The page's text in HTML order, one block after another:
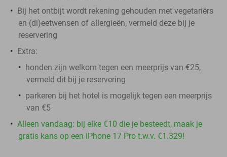
Bij het ontbijt wordt rekening gehouden met vegetariërs
en (di)eetwensen of allergieën, vermeld deze bij je
reservering
Extra:
honden zijn welkom tegen een meerprijs van €25,
vermeld dit bij je reservering
parkeren bij het hotel is mogelijk tegen een meerprijs
van €5
Alleen vandaag: bij elke €10 die je besteedt, maak je
gratis kans op een iPhone 17 Pro t.w.v. €1.329!